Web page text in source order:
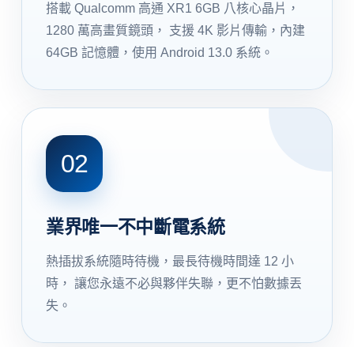
搭載 Qualcomm 高通 XR1 6GB 八核心晶片，
1280 萬高畫質鏡頭， 支援 4K 影片傳輸，內建
64GB 記憶體，使用 Android 13.0 系統。
02
業界唯一不中斷電系統
熱插拔系統隨時待機，最長待機時間達 12 小
時， 讓您永遠不必與夥伴失聯，更不怕數據丟
失。